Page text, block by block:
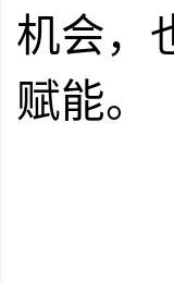
机会，
赋能。